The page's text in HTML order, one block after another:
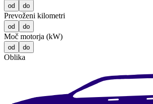
od do
Prevoženi kilometri
od do
Moč motorja (kW)
od do
Oblika